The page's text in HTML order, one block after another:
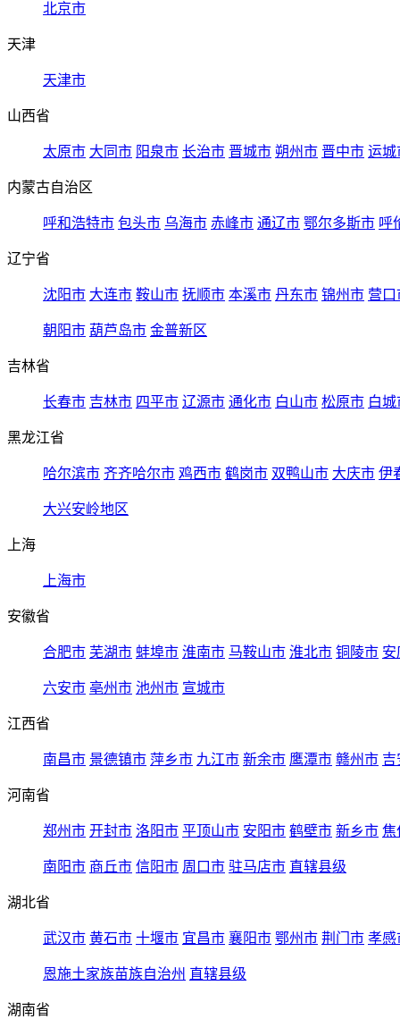
北京市
天津
天津市
山西省
太原市 大同市 阳泉市 长治市 晋城市 朔州市 晋中市 运城
内蒙古自治区
呼和浩特市 包头市 乌海市 赤峰市 通辽市 鄂尔多斯市 呼
辽宁省
沈阳市 大连市 鞍山市 抚顺市 本溪市 丹东市 锦州市 营口
朝阳市 葫芦岛市 金普新区
吉林省
长春市 吉林市 四平市 辽源市 通化市 白山市 松原市 白城
黑龙江省
哈尔滨市 齐齐哈尔市 鸡西市 鹤岗市 双鸭山市 大庆市 伊
大兴安岭地区
上海
上海市
安徽省
合肥市 芜湖市 蚌埠市 淮南市 马鞍山市 淮北市 铜陵市 安
六安市 亳州市 池州市 宣城市
江西省
南昌市 景德镇市 萍乡市 九江市 新余市 鹰潭市 赣州市 吉
河南省
郑州市 开封市 洛阳市 平顶山市 安阳市 鹤壁市 新乡市 焦
南阳市 商丘市 信阳市 周口市 驻马店市 直辖县级
湖北省
武汉市 黄石市 十堰市 宜昌市 襄阳市 鄂州市 荆门市 孝感
恩施土家族苗族自治州 直辖县级
湖南省